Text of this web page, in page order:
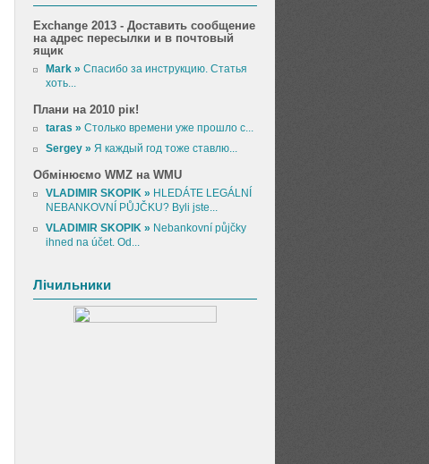
Exchange 2013 - Доставить сообщение
на адрес пересылки и в почтовый
ящик
Mark » Спасибо за инструкцию. Статья
хоть...
Плани на 2010 рік!
taras » Столько времени уже прошло с...
Sergey » Я каждый год тоже ставлю...
Обмінюємо WMZ на WMU
VLADIMIR SKOPIK » HLEDÁTE LEGÁLNÍ
NEBANKOVNÍ PŮJČKU? Byli jste...
VLADIMIR SKOPIK » Nebankovní půjčky
ihned na účet. Od...
Лічильники